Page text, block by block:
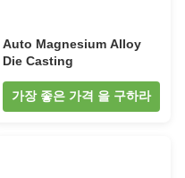
Auto Magnesium Alloy
Die Casting
가장 좋은 가격 을 구하라